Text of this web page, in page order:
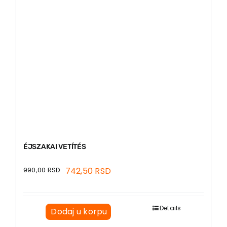
ÉJSZAKAI VETÍTÉS
990,00RSD 742,50 RSD
Dodaj u korpu Details